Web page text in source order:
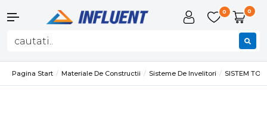
0 0
Pagina Start Materiale De Constructii Sisteme De Invelitori SISTEM